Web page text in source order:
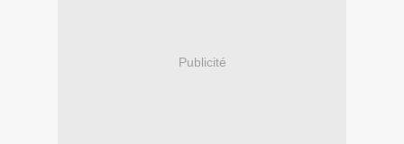
Publicité